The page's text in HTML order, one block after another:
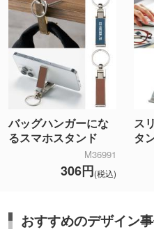
バッグハンガーにな
るスマホスタンド
M36991
306円(税込)
ス
タ
おすすめのデザイン